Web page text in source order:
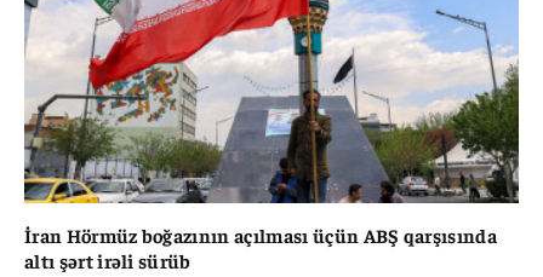
İran Hörmüz boğazının açılması üçün ABŞ qarşısında
altı şərt irəli sürüb